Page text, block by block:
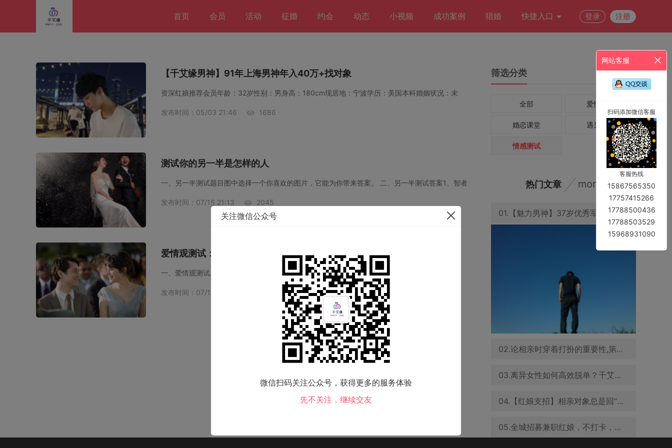
首页 会员 活动 征婚 约会 动态 小视频 成功案例 猎婚 快捷入口 登录 注册
【千艾缘男神】91年上海男神年入40万+找对象
资深红娘推荐会员年龄：32岁性别：男身高：180cm现居地：宁波学历：美国本科婚姻状况：未
发布时间：05/03 21:46 1686
测试你的另一半是怎样的人
一、另一半测试题目图中选择一个你喜欢的图片，它能为你带来答案。 二、另一半测试答案1、智者
发布时间：07/15 21:13 2045
爱情观测试：测试你的爱情观念是怎样的
一、爱情观测试题1、你相信命运吗？A 相信——到2题B 不相信——到3题2、比起爱情类型的
发布时间：07/15 21:04
筛选分类
全部 爱情故事
婚恋课堂 遇见爱情
情感测试
热门文章 more
01.【魅力男神】37岁优秀军官 年收入15万 诚意征婚
02.论相亲时穿着打扮的重要性,第一眼就决定你在人家心里的定位
03.离异女性如何高效脱单？千艾缘红娘帮你忙！9月优秀男士推荐
04.【红娘支招】相亲对象总是回“嗯”怎么聊？
05.全城招募兼职红娘，不打卡，不坐班！娱乐赚钱两不误~
网站客服
扫码添加微信客服
客服热线
15867565350
17757415266
17788500436
17788503529
15968931090
关注微信公众号
微信扫码关注公众号，获得更多的服务体验
先不关注，继续交友